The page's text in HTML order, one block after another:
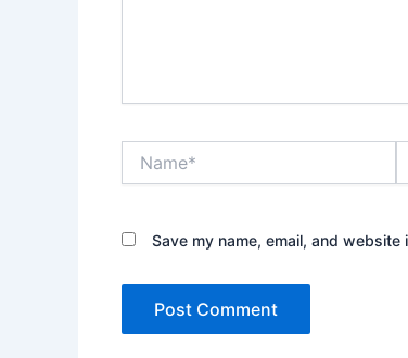
Save my name, email, and